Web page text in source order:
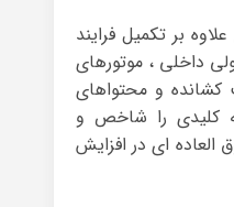
بر تکمیل فرایند
داخلی ، موتورهای
و محتواهای
کلیدی را شاخص و
العاده ای در افزایش